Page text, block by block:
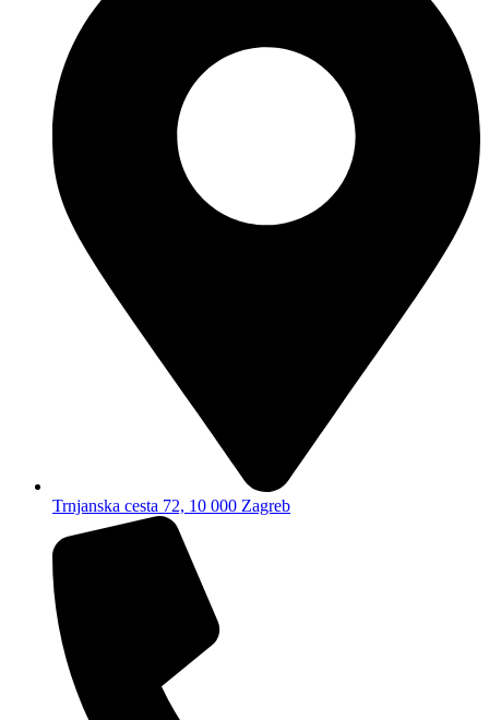
Trnjanska cesta 72, 10 000 Zagreb